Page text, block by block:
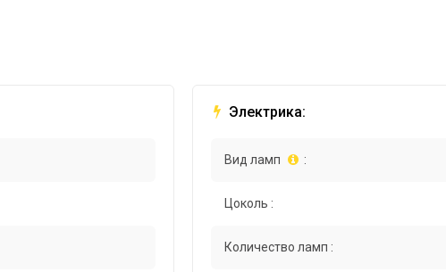
Электрика:
Вид ламп :
Цоколь :
Количество ламп :